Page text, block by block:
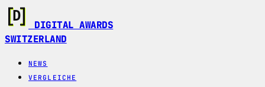
DIGITAL AWARDS
SWITZERLAND
NEWS
VERGLEICHE